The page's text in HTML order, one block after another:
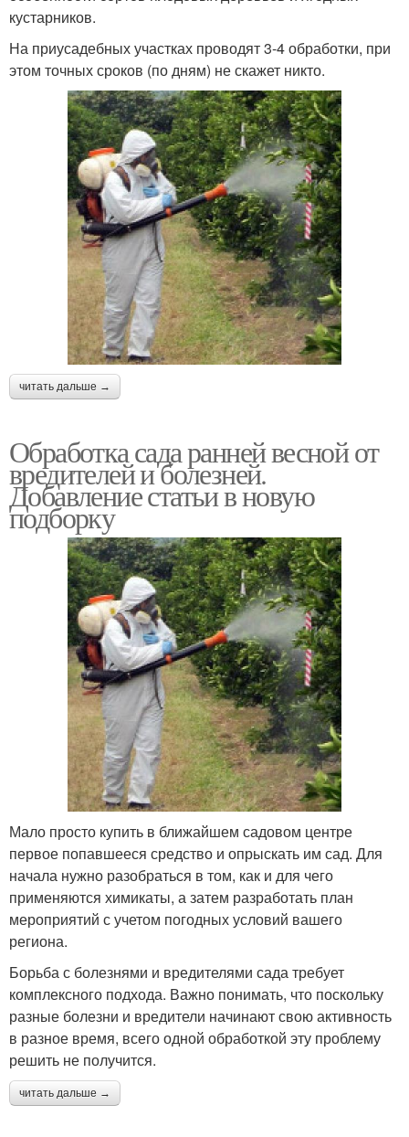
кустарников.
На приусадебных участках проводят 3-4 обработки, при
этом точных сроков (по дням) не скажет никто.
читать дальше →
Обработка сада ранней весной от
вредителей и болезней.
Добавление статьи в новую
подборку
Мало просто купить в ближайшем садовом центре
первое попавшееся средство и опрыскать им сад. Для
начала нужно разобраться в том, как и для чего
применяются химикаты, а затем разработать план
мероприятий с учетом погодных условий вашего
региона.
Борьба с болезнями и вредителями сада требует
комплексного подхода. Важно понимать, что поскольку
разные болезни и вредители начинают свою активность
в разное время, всего одной обработкой эту проблему
решить не получится.
читать дальше →